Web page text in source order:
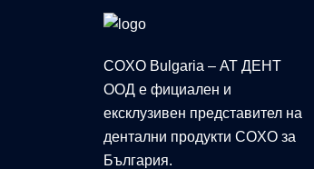
COXO Bulgaria – АТ ДЕНТ
ООД е фициален и
ексклузивен представител на
дентални продукти COXO за
България.